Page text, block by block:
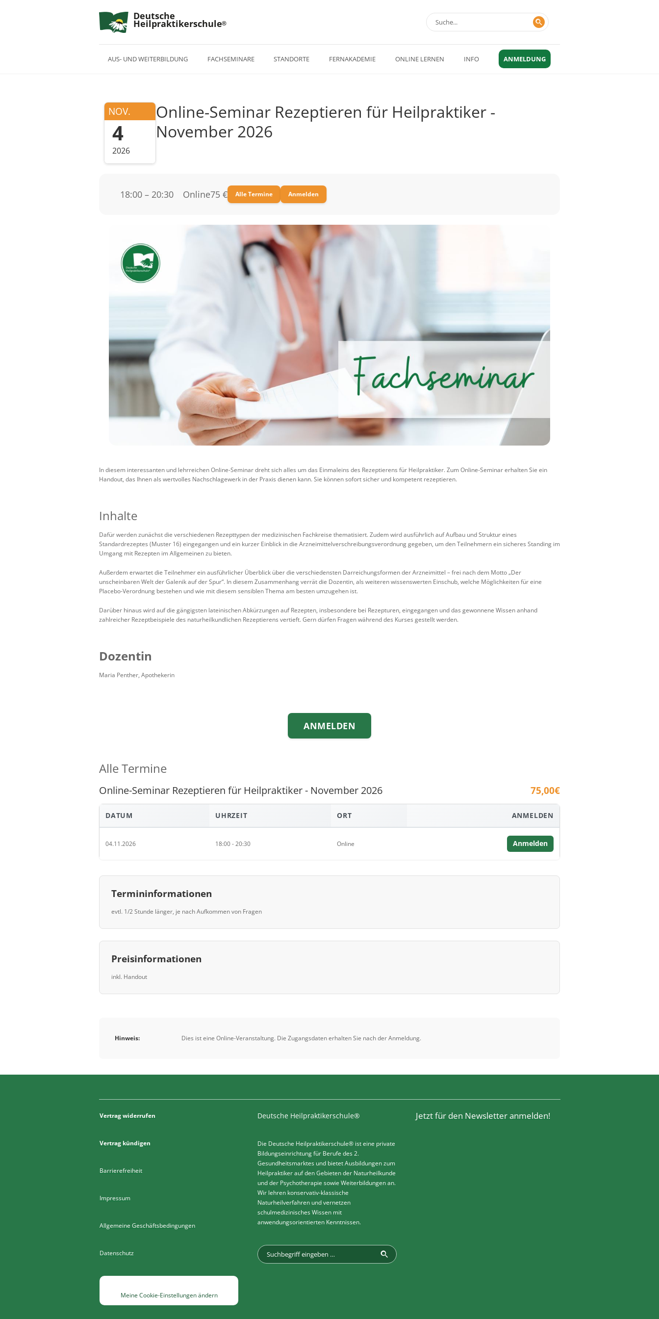
Deutsche
Heilpraktikerschule
AUS- UND WEITERBILDUNG FACHSEMINARE STANDORTE FERNAKADEMIE ONLINE LERNEN INFO ANMELDUNG
NOV.
4
2026
Online-Seminar Rezeptieren für Heilpraktiker -
November 2026
18:00 – 20:30 Online75 € Alle Termine Anmelden
In diesem interessanten und lehrreichen Online-Seminar dreht sich alles um das Einmaleins des Rezeptierens für Heilpraktiker. Zum Online-Seminar erhalten Sie ein
Handout, das Ihnen als wertvolles Nachschlagewerk in der Praxis dienen kann. Sie können sofort sicher und kompetent rezeptieren.
Inhalte
Dafür werden zunächst die verschiedenen Rezepttypen der medizinischen Fachkreise thematisiert. Zudem wird ausführlich auf Aufbau und Struktur eines
Standardrezeptes (Muster 16) eingegangen und ein kurzer Einblick in die Arzneimittelverschreibungsverordnung gegeben, um den Teilnehmern ein sicheres Standing im
Umgang mit Rezepten im Allgemeinen zu bieten.
Außerdem erwartet die Teilnehmer ein ausführlicher Überblick über die verschiedensten Darreichungsformen der Arzneimittel – frei nach dem Motto „Der
unscheinbaren Welt der Galenik auf der Spur“. In diesem Zusammenhang verrät die Dozentin, als weiteren wissenswerten Einschub, welche Möglichkeiten für eine
Placebo-Verordnung bestehen und wie mit diesem sensiblen Thema am besten umzugehen ist.
Darüber hinaus wird auf die gängigsten lateinischen Abkürzungen auf Rezepten, insbesondere bei Rezepturen, eingegangen und das gewonnene Wissen anhand
zahlreicher Rezeptbeispiele des naturheilkundlichen Rezeptierens vertieft. Gern dürfen Fragen während des Kurses gestellt werden.
Dozentin
Maria Penther, Apothekerin
ANMELDEN
Alle Termine
Online-Seminar Rezeptieren für Heilpraktiker - November 2026 75,00€
DATUM UHRZEIT ORT ANMELDEN
04.11.2026 18:00 - 20:30 Online Anmelden
Termininformationen
evtl. 1/2 Stunde länger, je nach Aufkommen von Fragen
Preisinformationen
inkl. Handout
Hinweis: Dies ist eine Online-Veranstaltung. Die Zugangsdaten erhalten Sie nach der Anmeldung.
Vertrag widerrufen
Vertrag kündigen
Barrierefreiheit
Impressum
Allgemeine Geschäftsbedingungen
Datenschutz
Meine Cookie-Einstellungen ändern
Deutsche Heilpraktikerschule®
Die Deutsche Heilpraktikerschule® ist eine private
Bildungseinrichtung für Berufe des 2.
Gesundheitsmarktes und bietet Ausbildungen zum
Heilpraktiker auf den Gebieten der Naturheilkunde
und der Psychotherapie sowie Weiterbildungen an.
Wir lehren konservativ-klassische
Naturheilverfahren und vernetzen
schulmedizinisches Wissen mit
anwendungsorientierten Kenntnissen.
Jetzt für den Newsletter anmelden!